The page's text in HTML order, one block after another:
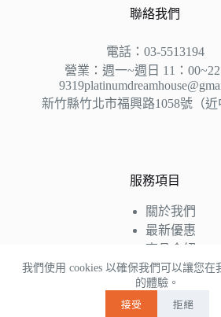
我們使用 cookies 以確保我們可以讓您在
的體驗。
接受 拒絕
聯絡我們
電話：03-5513194
營業：週一~週日 11：
新竹縣竹北市福興路1058號（近
服務項目
關於我們
最新優惠
商品介紹
床墊知識
好評推薦
聯絡我們